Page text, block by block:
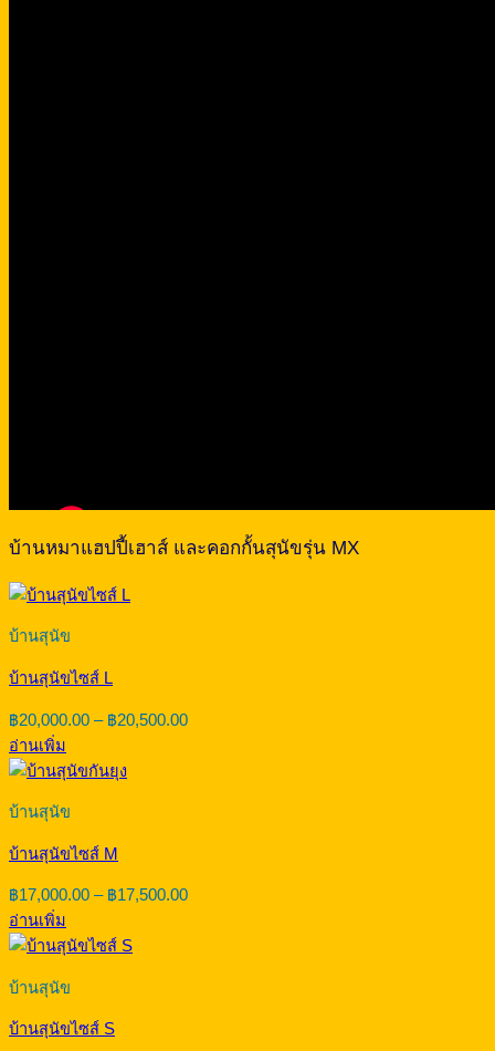
บ้านหมาแฮปปี้เฮาส์ และคอกกั้นสุนัขรุ่น MX
บ้านสุนัข
บ้านสุนัขไซส์ L
฿20,000.00 – ฿20,500.00Price
อ่านเพิ่ม
บ้านสุนัข
บ้านสุนัขไซส์ M
฿17,000.00 – ฿17,500.00Price
อ่านเพิ่ม
บ้านสุนัข
บ้านสุนัขไซส์ S